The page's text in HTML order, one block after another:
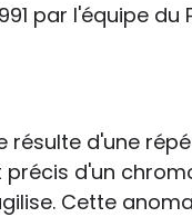
par l'équipe du
résulte d'une
précis d'un
Cette